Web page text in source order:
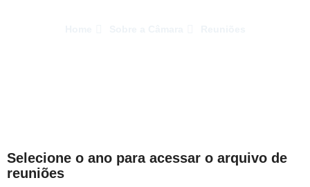
Selecione o ano para acessar o arquivo de
reuniões